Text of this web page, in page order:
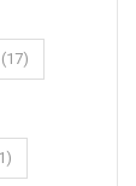
(17)